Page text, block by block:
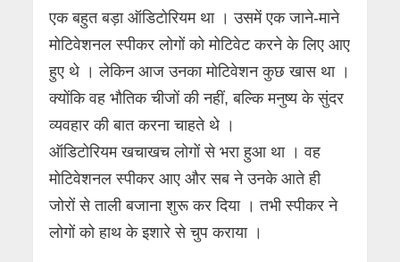
एक बहुत बड़ा ऑडिटोरियम था । उसमें एक जाने-माने
मोटिवेशनल स्पीकर लोगों को मोटिवेट करने के लिए आए
हुए थे । लेकिन आज उनका मोटिवेशन कुछ खास था ।
क्योंकि वह भौतिक चीजों की नहीं, बल्कि मनुष्य के सुंदर
व्यवहार की बात करना चाहते थे ।
ऑडिटोरियम खचाखच लोगों से भरा हुआ था । वह
मोटिवेशनल स्पीकर आए और सब ने उनके आते ही
जोरों से ताली बजाना शुरू कर दिया । तभी स्पीकर ने
लोगों को हाथ के इशारे से चुप कराया ।